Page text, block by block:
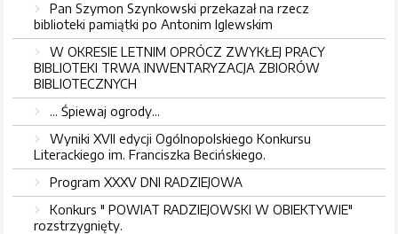
Pan Szymon Szynkowski przekazał na rzecz
biblioteki pamiątki po Antonim Iglewskim
W OKRESIE LETNIM OPRÓCZ ZWYKŁEJ PRACY
BIBLIOTEKI TRWA INWENTARYZACJA ZBIORÓW
BIBLIOTECZNYCH
... Śpiewaj ogrody...
Wyniki XVII edycji Ogólnopolskiego Konkursu
Literackiego im. Franciszka Becińskiego.
Program XXXV DNI RADZIEJOWA
Konkurs " POWIAT RADZIEJOWSKI W OBIEKTYWIE"
rozstrzygnięty.